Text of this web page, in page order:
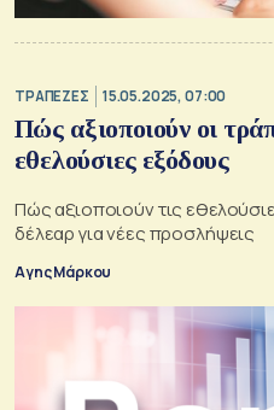
ΤΡΑΠΕΖΕΣ 15.05.2025, 07:00
Πώς αξιοποιούν οι
εθελούσιες εξόδους
Πώς αξιοποιούν τις
δέλεαρ για νέες προσλήψεις
Αγης Μάρκου